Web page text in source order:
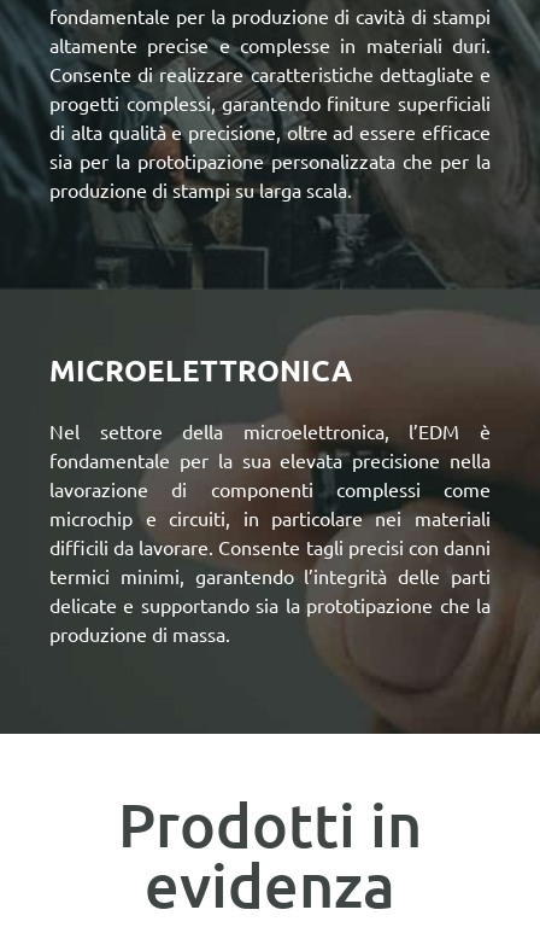
fondamentale per la produzione di cavità di stampi
altamente precise e complesse in materiali duri.
Consente di realizzare caratteristiche dettagliate e
progetti complessi, garantendo finiture superficiali
di alta qualità e precisione, oltre ad essere efficace
sia per la prototipazione personalizzata che per la
produzione di stampi su larga scala.
MICROELETTRONICA
Nel settore della microelettronica, l’EDM è
fondamentale per la sua elevata precisione nella
lavorazione di componenti complessi come
microchip e circuiti, in particolare nei materiali
difficili da lavorare. Consente tagli precisi con danni
termici minimi, garantendo l’integrità delle parti
delicate e supportando sia la prototipazione che la
produzione di massa.
Prodotti in
evidenza